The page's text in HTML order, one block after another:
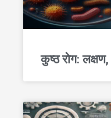
कुष्ठ रोग: